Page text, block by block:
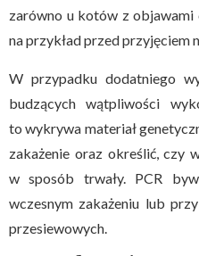
zarówno u kotów z
na przykład przed przyjęciem
W przypadku dodatniego
budzących wątpliwości
to wykrywa materiał
zakażenie oraz określić, czy
w sposób trwały. PCR
wczesnym zakażeniu lub
przesiewowych.